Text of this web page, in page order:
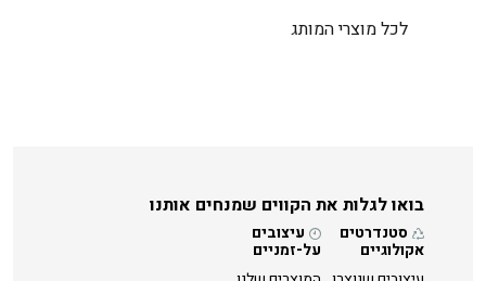
לכל מוצרי המותג
בואו לגלות את הקווים שמנחים אותנו
סטנדרטים
אקולוגיים
עיצובים
על-זמניים